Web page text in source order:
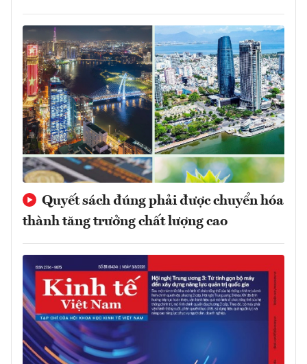
Quyết sách đúng phải được chuyển hóa
thành tăng trưởng chất lượng cao